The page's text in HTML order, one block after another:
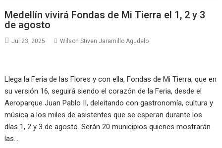
Medellín vivirá Fondas de Mi Tierra el 1, 2 y 3
de agosto
Jul 23, 2025 Wilson Stiven Jaramillo Agudelo
Llega la Feria de las Flores y con ella, Fondas de Mi Tierra, que en
su versión 16, seguirá siendo el corazón de la Feria, desde el
Aeroparque Juan Pablo II, deleitando con gastronomía, cultura y
música a los miles de asistentes que se esperan durante los
días 1, 2 y 3 de agosto. Serán 20 municipios quienes mostrarán
las…